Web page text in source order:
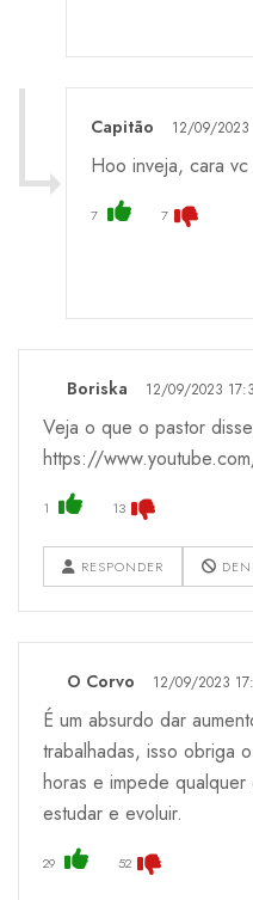
Capitão 12/09/2023
Hoo inveja, cara
7 7
Boriska 12/09/2023
Veja o que o pastor
https://
1 13
RESPONDER
O Corvo 12/09/2023
É um absurdo dar
trabalhadas, isso obriga
horas e impede
estudar e evoluir.
29 52